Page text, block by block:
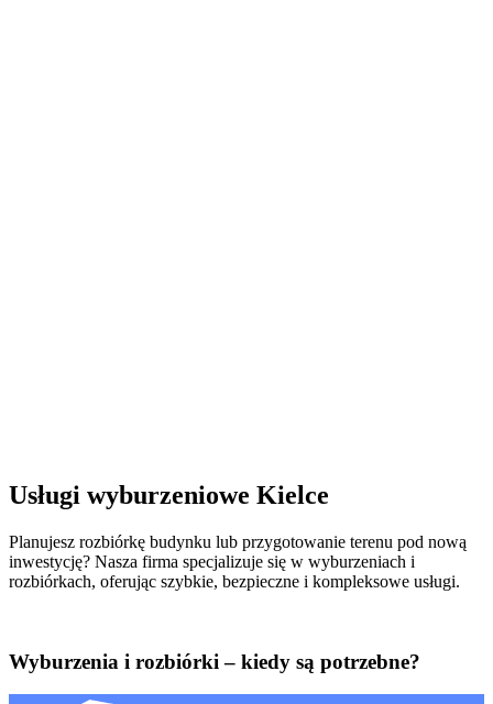
Usługi wyburzeniowe Kielce
Planujesz rozbiórkę budynku lub przygotowanie terenu pod nową
inwestycję? Nasza firma specjalizuje się w wyburzeniach i
rozbiórkach, oferując szybkie, bezpieczne i kompleksowe usługi.
Wyburzenia i rozbiórki – kiedy są potrzebne?